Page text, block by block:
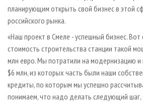
планирующим открыть свой бизнес в этой
российского рынка.
«Наш проект в Смеле - успешный бизнес. Вот
стоимость строительства станции такой
млн евро. Мы потратили на модернизацию и
$6 млн, из которых часть были наши
кредиты, по которым мы успешно
понимаем, что надо делать следующий шаг,